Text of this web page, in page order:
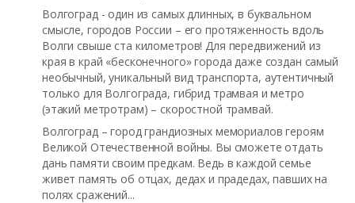
Волгоград - один из самых длинных, в буквальном
смысле, городов России – его протяженность вдоль
Волги свыше ста километров! Для передвижений из
края в край «бесконечного» города даже создан самый
необычный, уникальный вид транспорта, аутентичный
только для Волгограда, гибрид трамвая и метро
(этакий метротрам) – скоростной трамвай.
Волгоград – город грандиозных мемориалов героям
Великой Отечественной войны. Вы сможете отдать
дань памяти своим предкам. Ведь в каждой семье
живет память об отцах, дедах и прадедах, павших на
полях сражений...